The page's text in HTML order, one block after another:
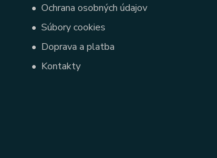
• Ochrana osobných údajov
• Súbory cookies
• Doprava a platba
• Kontakty